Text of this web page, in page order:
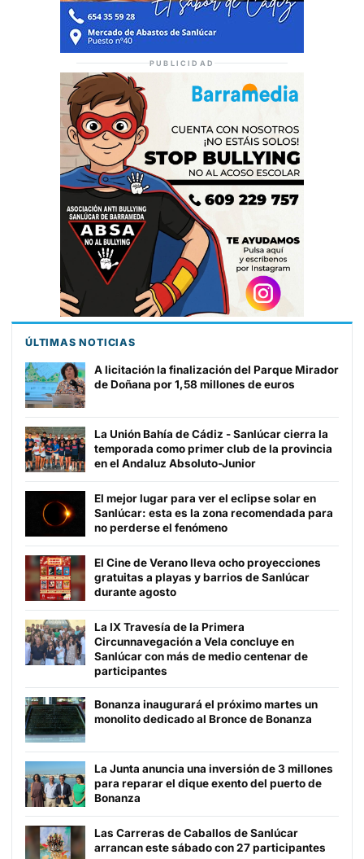
PUBLICIDAD
ÚLTIMAS NOTICIAS
A licitación la finalización del Parque Mirador
de Doñana por 1,58 millones de euros
La Unión Bahía de Cádiz - Sanlúcar cierra la
temporada como primer club de la provincia
en el Andaluz Absoluto-Junior
El mejor lugar para ver el eclipse solar en
Sanlúcar: esta es la zona recomendada para
no perderse el fenómeno
El Cine de Verano lleva ocho proyecciones
gratuitas a playas y barrios de Sanlúcar
durante agosto
La IX Travesía de la Primera
Circunnavegación a Vela concluye en
Sanlúcar con más de medio centenar de
participantes
Bonanza inaugurará el próximo martes un
monolito dedicado al Bronce de Bonanza
La Junta anuncia una inversión de 3 millones
para reparar el dique exento del puerto de
Bonanza
Las Carreras de Caballos de Sanlúcar
arrancan este sábado con 27 participantes